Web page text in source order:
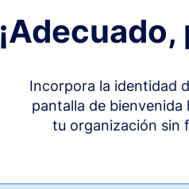
Incorpora la identidad
pantalla de
tu organización sin